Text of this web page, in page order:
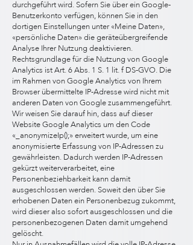
durchgeführt wird. Sofern Sie über ein Google-
Benutzerkonto verfügen, können Sie in den
dortigen Einstellungen unter «Meine Daten»,
«persönliche Daten» die geräteübergreifende
Analyse Ihrer Nutzung deaktivieren.
Rechtsgrundlage für die Nutzung von Google
Analytics ist Art. 6 Abs. 1 S. 1 lit. f DS-GVO. Die
im Rahmen von Google Analytics von Ihrem
Browser übermittelte IP-Adresse wird nicht mit
anderen Daten von Google zusammengeführt.
Wir weisen Sie darauf hin, dass auf dieser
Website Google Analytics um den Code
«_anonymizeIp();» erweitert wurde, um eine
anonymisierte Erfassung von IP-Adressen zu
gewährleisten. Dadurch werden IP-Adressen
gekürzt weiterverarbeitet, eine
Personenbeziehbarkeit kann damit
ausgeschlossen werden. Soweit den über Sie
erhobenen Daten ein Personenbezug zukommt,
wird dieser also sofort ausgeschlossen und die
personenbezogenen Daten damit umgehend
gelöscht.